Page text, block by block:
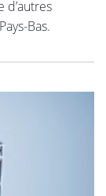
d’autres
Bas.